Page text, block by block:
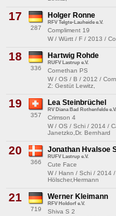
17
287
Holger Ronne
RFV Telgte-Lauheide e.V.
Compliment 19
W / Württ / F / 2013 /
18
336
Hartwig Rohde
RUFV Lastrup e.V.
Cornethan PS
W / OS / B / 2012 /
Z: Gestüt Lewitz,
19
357
Lea Steinbrüchel
RV Diana Bad Rothenfelde e.V.
Crimson 4
W / OS / Schi / 2014 /
Janetzko,Dr. Bernhard
20
366
Jonathan Hvalsoe
RUFV Lastrup e.V.
Cute Face
W / Hann / Schi / 2014
Hölscher,Hermann
21
719
Werner Kleimann
RFV Holdorf e.V.
Shiva S 2